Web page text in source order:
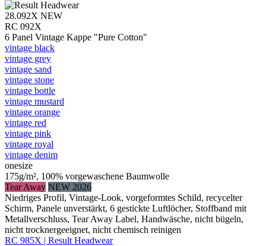
28.092X NEW
RC 092X
6 Panel Vintage Kappe "Pure Cotton"
vintage black
vintage grey
vintage sand
vintage stone
vintage bottle
vintage mustard
vintage orange
vintage red
vintage pink
vintage royal
vintage denim
onesize
175g/m², 100% vorgewaschene Baumwolle
Tear Away NEW 2026
Niedriges Profil, Vintage-Look, vorgeformtes Schild, recycelter
Schirm, Panele unverstärkt, 6 gestickte Luftlöcher, Stoffband mit
Metallverschluss, Tear Away Label, Handwäsche, nicht bügeln,
nicht trocknergeeignet, nicht chemisch reinigen
RC 985X | Result Headwear